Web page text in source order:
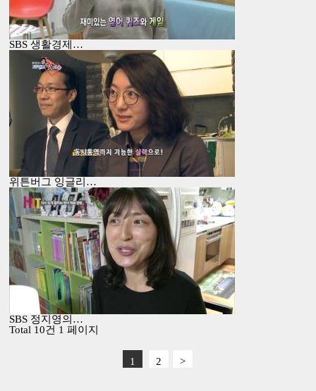
SBS 생활경제…
위튼버그 잉글리…
SBS 정지영의…
Total 10건 1 페이지
1 2 >